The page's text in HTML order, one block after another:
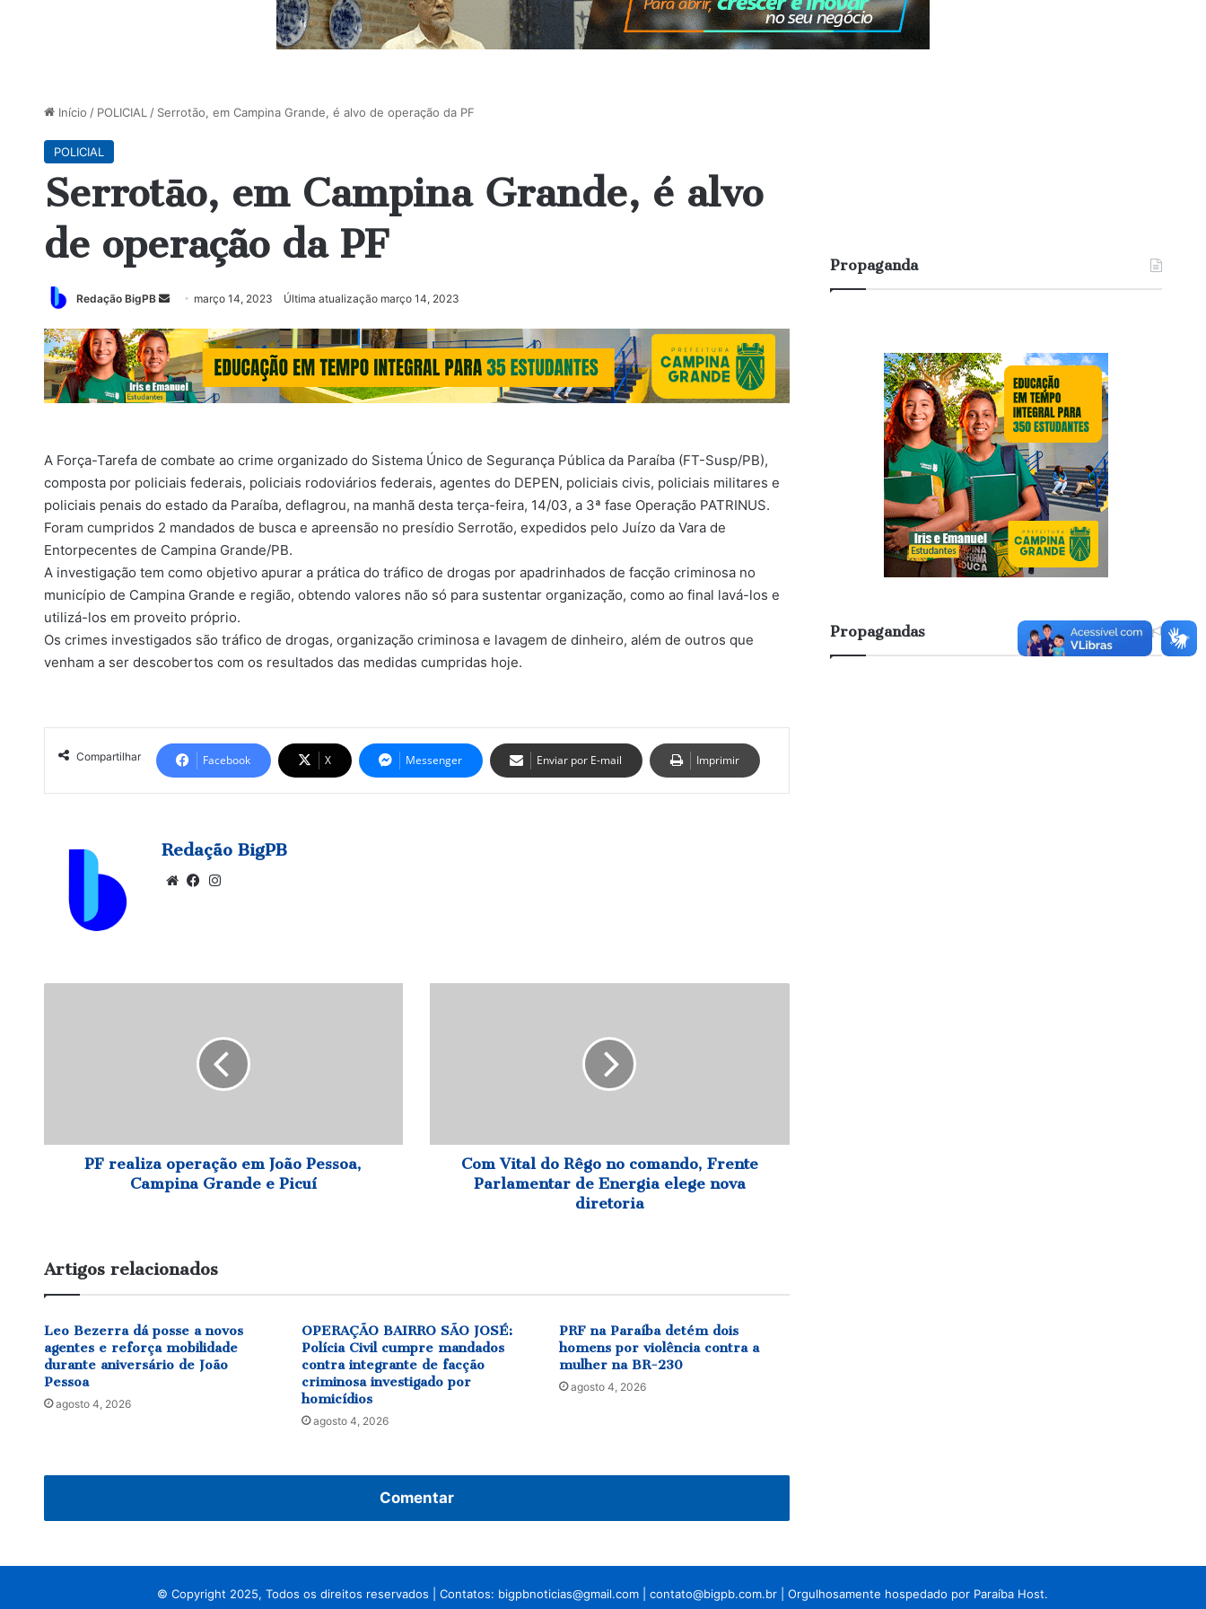
Início / POLICIAL / Serrotāo, em Campina Grande, é alvo de operação da PF
POLICIAL
Serrotāo, em Campina Grande, é alvo
de operação da PF
Redação BigPB
Mande
e-
mail
março 14, 2023 Última atualização março 14, 2023
A Força-Tarefa de combate ao crime organizado do Sistema Único de Segurança Pública da Paraíba (FT-Susp/PB),
composta por policiais federais, policiais rodoviários federais, agentes do DEPEN, policiais civis, policiais militares e
policiais penais do estado da Paraíba, deflagrou, na manhã desta terça-feira, 14/03, a 3ª fase Operação PATRINUS.
Foram cumpridos 2 mandados de busca e apreensão no presídio Serrotão, expedidos pelo Juízo da Vara de
Entorpecentes de Campina Grande/PB.
A investigação tem como objetivo apurar a prática do tráfico de drogas por apadrinhados de facção criminosa no
município de Campina Grande e região, obtendo valores não só para sustentar organização, como ao final lavá-los e
utilizá-los em proveito próprio.
Os crimes investigados são tráfico de drogas, organização criminosa e lavagem de dinheiro, além de outros que
venham a ser descobertos com os resultados das medidas cumpridas hoje.
Compartilhar Facebook X Messenger Enviar por E-mail Imprimir
Redação BigPB
WebsiteFacebook
e
PF realiza operação em João Pessoa,
Campina Grande e Picuí
de
EnergiaCom Vital do Rêgo no comando, Frente
Parlamentar de Energia elege nova
diretoria
Artigos relacionados
Leo Bezerra dá posse a novos
agentes e reforça mobilidade
durante aniversário de João
Pessoa
agosto 4, 2026
OPERAÇÃO BAIRRO SÃO JOSÉ:
Polícia Civil cumpre mandados
contra integrante de facção
criminosa investigado por
homicídios
agosto 4, 2026
PRF na Paraíba detém dois
homens por violência contra a
mulher na BR-230
agosto 4, 2026
Comentar
Propaganda
Propagandas
© Copyright 2025, Todos os direitos reservados | Contatos: bigpbnoticias@gmail.com |contato@bigpb.com.br | Orgulhosamente hospedado por Paraíba Host.